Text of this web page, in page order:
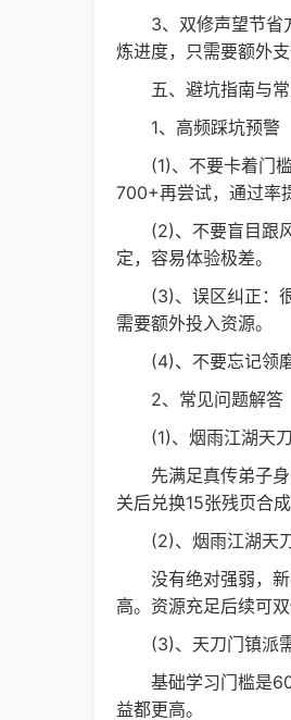
3、双修声望节省方
炼进度，只需要额外
五、避坑指南与常
1、高频踩坑预警
(1)、不要卡着门槛
700+再尝试，通过率
(2)、不要盲目跟风
定，容易体验极差。
(3)、误区纠正：很
需要额外投入资源。
(4)、不要忘记领磨
2、常见问题解答
(1)、烟雨江湖天刀
先满足真传弟子身
关后兑换15张残页合
(2)、烟雨江湖天刀
没有绝对强弱，新
高。资源充足后续可双
(3)、天刀门镇派
基础学习门槛是600
益都更高。